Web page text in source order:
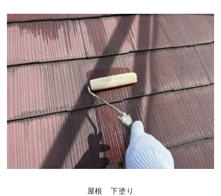
屋根 下塗り